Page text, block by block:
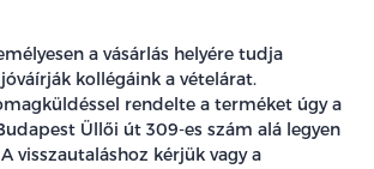
a vásárlás helyére tudja
kollégáink a vételárat.
rendelte a terméket úgy a
Üllői út 309-es szám alá legyen
visszautaláshoz kérjük vagy a